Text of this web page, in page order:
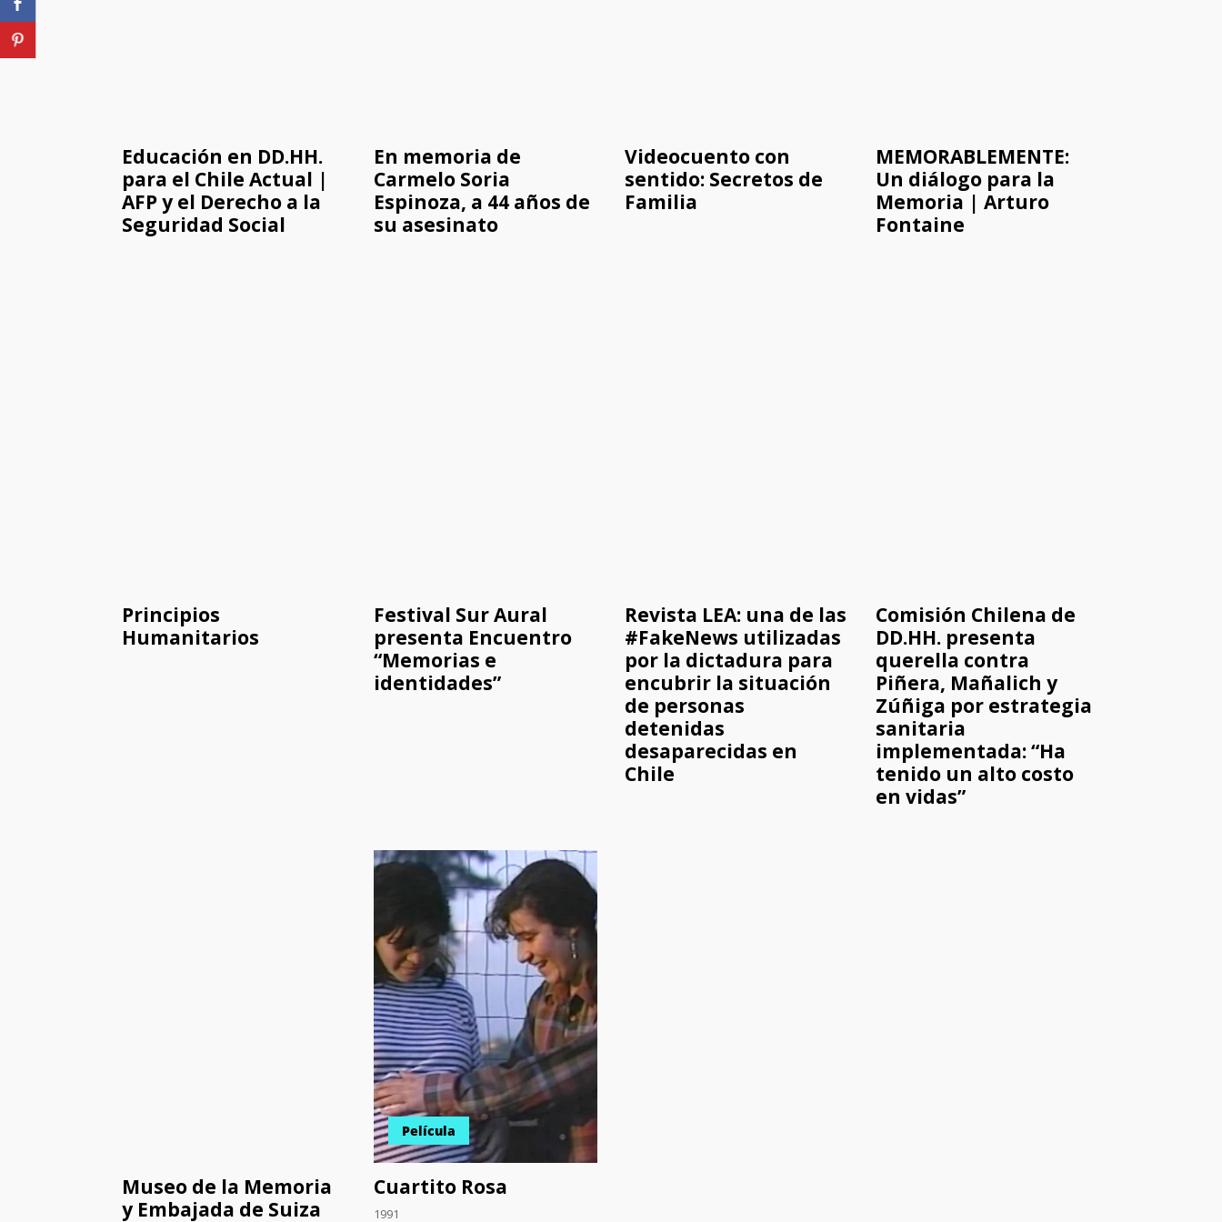
Educación en DD.HH.
para el Chile Actual |
AFP y el Derecho a la
Seguridad Social
En memoria de
Carmelo Soria
Espinoza, a 44 años de
su asesinato
Videocuento con
sentido: Secretos de
Familia
MEMORABLEMENTE:
Un diálogo para la
Memoria | Arturo
Fontaine
Principios
Humanitarios
Festival Sur Aural
presenta Encuentro
“Memorias e
identidades”
Revista LEA: una de las
#FakeNews utilizadas
por la dictadura para
encubrir la situación
de personas
detenidas
desaparecidas en
Chile
Comisión Chilena de
DD.HH. presenta
querella contra
Piñera, Mañalich y
Zúñiga por estrategia
sanitaria
implementada: “Ha
tenido un alto costo
en vidas”
Museo de la Memoria
y Embajada de Suiza
Película
Cuartito Rosa
1991